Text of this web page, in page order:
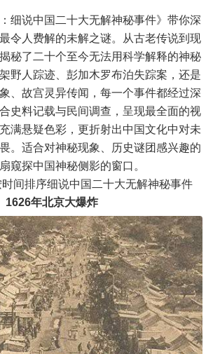
细说中国二十大无解神秘事件》带你深
令人费解的未解之谜。从古老传说到现
秘了二十个至今无法用科学解释的神秘
野人踪迹、彭加木罗布泊失踪案，还是
、故宫灵异传闻，每一个事件都经过深
史料记载与民间调查，呈现最全面的视
满悬疑色彩，更折射出中国文化中对未
。适合对神秘现象、历史谜团感兴趣的
窥探中国神秘侧影的窗口。
间排序细说中国二十大无解神秘事件
1626年北京大爆炸